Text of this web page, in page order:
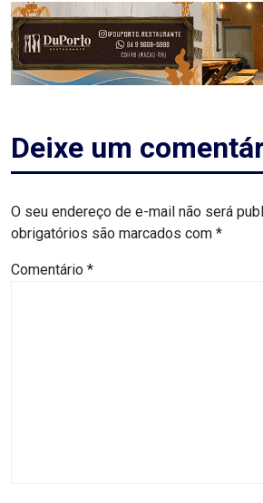
LEGISLATIVA
DO
RN
ASSEMBLEIA
RN
ASSISTÊNCIA
MÉDICA
Deixe um
O seu endereço de e-mail não será
obrigatórios são marcados com *
Comentário *